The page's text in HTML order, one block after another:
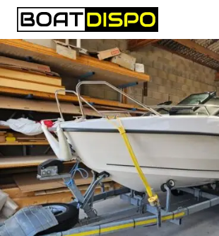
Aller
contenu